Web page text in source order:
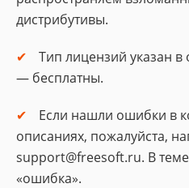
дистрибутивы.
Тип лицензий указан
— бесплатны.
Если нашли ошибки в
описаниях, пожалуйста,
support@freesoft.ru. В
«ошибка».